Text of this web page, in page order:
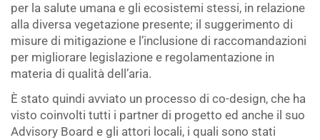
per la salute umana e gli ecosistemi stessi, in relazione
alla diversa vegetazione presente; il suggerimento di
misure di mitigazione e l’inclusione di raccomandazioni
per migliorare legislazione e regolamentazione in
materia di qualità dell’aria.
È stato quindi avviato un processo di co-design, che ha
visto coinvolti tutti i partner di progetto ed anche il suo
Advisory Board e gli attori locali, i quali sono stati